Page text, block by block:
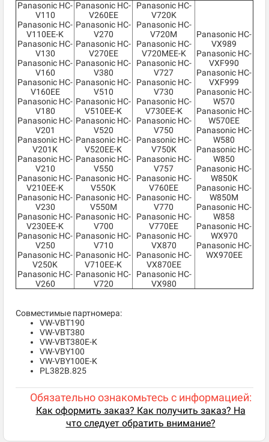
Panasonic HC-
V110
Panasonic HC-
V110EE-K
Panasonic HC-
V130
Panasonic HC-
V160
Panasonic HC-
V160EE
Panasonic HC-
V180
Panasonic HC-
V201
Panasonic HC-
V201K
Panasonic HC-
V210
Panasonic HC-
V210EE-K
Panasonic HC-
V230
Panasonic HC-
V230EE-K
Panasonic HC-
V250
Panasonic HC-
V250K
Panasonic HC-
V260
Panasonic HC-
V260EE
Panasonic HC-
V270
Panasonic HC-
V270EE
Panasonic HC-
V380
Panasonic HC-
V510
Panasonic HC-
V510EE-K
Panasonic HC-
V520
Panasonic HC-
V520EE-K
Panasonic HC-
V550
Panasonic HC-
V550K
Panasonic HC-
V550M
Panasonic HC-
V700
Panasonic HC-
V710
Panasonic HC-
V710EE-K
Panasonic HC-
V720
Panasonic HC-
V720K
Panasonic HC-
V720M
Panasonic HC-
V720MEE-K
Panasonic HC-
V727
Panasonic HC-
V730
Panasonic HC-
V730EE-K
Panasonic HC-
V750
Panasonic HC-
V750K
Panasonic HC-
V757
Panasonic HC-
V760EE
Panasonic HC-
V770
Panasonic HC-
V770EE
Panasonic HC-
VX870
Panasonic HC-
VX870EE
Panasonic HC-
VX980
Panasonic HC-
VX989
Panasonic HC-
VXF990
Panasonic HC-
VXF999
Panasonic HC-
W570
Panasonic HC-
W570EE
Panasonic HC-
W580
Panasonic HC-
W850
Panasonic HC-
W850K
Panasonic HC-
W850M
Panasonic HC-
W858
Panasonic HC-
WX970
Panasonic HC-
WX970EE
Совместимые партномера:
VW-VBT190
VW-VBT380
VW-VBT380E-K
VW-VBY100
VW-VBY100E-K
PL382B.825
Обязательно ознакомьтесь с информацией:
Как оформить заказ? Как получить заказ? На
что следует обратить внимание?